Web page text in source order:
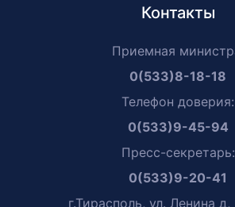
Контакты
Приемная
0(533)8-18-18
Телефон доверия:
0(533)9-45-94
Пресс-секретарь:
0(533)9-20-41
г.Тирасполь, ул. Ленина